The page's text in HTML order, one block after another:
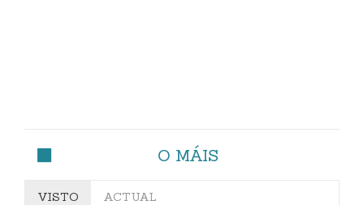
O MÁIS
VISTO ACTUAL